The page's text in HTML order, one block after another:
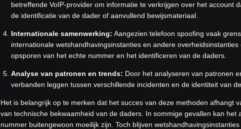
betreffende VoIP-provider om informatie te verkrijgen over het account
de identificatie van de dader of aanvullend bewijsmateriaal.
Internationale samenwerking: Aangezien telefoon spoofing vaak
internationale wetshandhavingsinstanties en andere
opsporen van het echte nummer en het identificeren van de daders.
Analyse van patronen en trends: Door het analyseren van patronen
verbanden leggen tussen verschillende incidenten en de identiteit van
Het is belangrijk op te merken dat het succes van deze methoden afhangt
van technische bekwaamheid van de daders. In sommige gevallen kan
nummer buitengewoon moeilijk zijn. Toch blijven